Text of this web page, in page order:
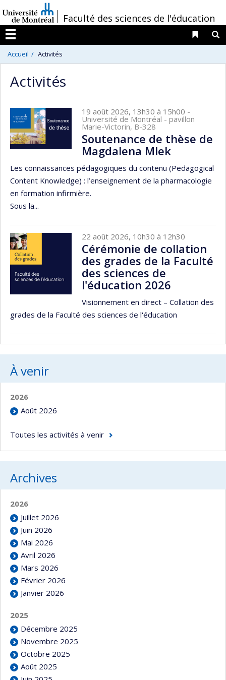
au
contenu
/Faculté des sciences de l'éducation
Menu
Liens
Accueil Activités
Activités
19 août 2026, 13h30 à 15h00 -
Université de Montréal - pavillon
Marie-Victorin, B-328
Soutenance de thèse de
Magdalena Mlek
Les connaissances pédagogiques du contenu (Pedagogical
Content Knowledge) : l’enseignement de la pharmacologie
en formation infirmière.
Sous la...
22 août 2026, 10h30 à 12h30
Cérémonie de collation
des grades de la Faculté
des sciences de
l'éducation 2026
Visionnement en direct – Collation des
grades de la Faculté des sciences de l'éducation
À venir
2026
Août 2026
Toutes les activités à venir
Archives
2026
Juillet 2026
Juin 2026
Mai 2026
Avril 2026
Mars 2026
Février 2026
Janvier 2026
2025
Décembre 2025
Novembre 2025
Octobre 2025
Août 2025